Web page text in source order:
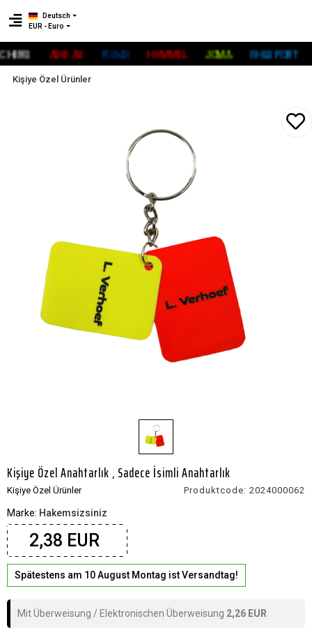
ADİDAS FOX40 HUMMEL JOMA UHLSPORT
Deutsch
EUR - Euro
Kişiye Özel Ürünler
Kişiye Özel Anahtarlık , Sadece İsimli Anahtarlık
Kişiye Özel Ürünler Produktcode: 2024000062
Marke: Hakemsizsiniz
2,38 EUR
Spätestens am 10 August Montag ist Versandtag!
Mit Überweisung / Elektronischen Überweisung 2,26 EUR